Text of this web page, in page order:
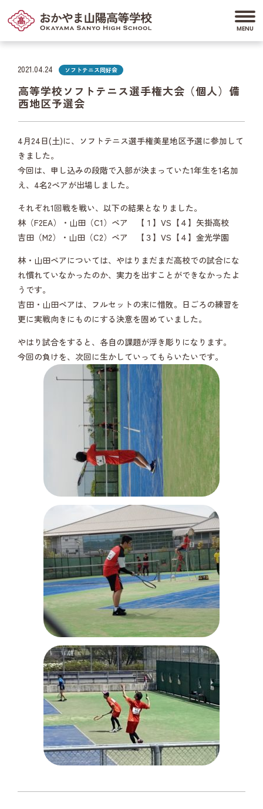
2021.04.24 ソフトテニス同好会
高等学校ソフトテニス選手権大会（個人）備
西地区予選会
4月24日(土)に、ソフトテニス選手権美星地区予選に参加して
きました。
今回は、申し込みの段階で入部が決まっていた1年生を1名加
え、4名2ペアが出場しました。
それぞれ1回戦を戦い、以下の結果となりました。
林（F2EA）・山田（C1）ペア 【１】VS【４】矢掛高校
吉田（M2）・山田（C2）ペア 【３】VS【４】金光学園
林・山田ペアについては、やはりまだまだ高校での試合にな
れ慣れていなかったのか、実力を出すことができなかったよ
うです。
吉田・山田ペアは、フルセットの末に惜敗。日ごろの練習を
更に実戦向きにものにする決意を固めていました。
やはり試合をすると、各自の課題が浮き彫りになります。
今回の負けを、次回に生かしていってもらいたいです。